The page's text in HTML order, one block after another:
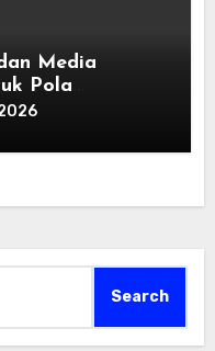
Media
Pola